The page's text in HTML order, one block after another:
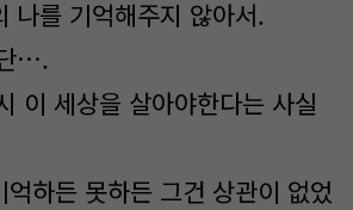
나를 기억해주지 않아서.
….
이 세상을 살아야한다는 사실
하든 못하든 그건 상관이 없었